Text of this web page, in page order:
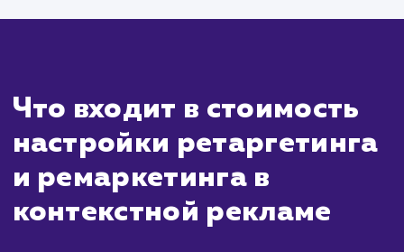
Ретаргетинг и ремаркетинг - это
которые позволяют повторно
пользователей, которые уже посещали
сайт или взаимодействовали с вашим
Эти кампании обычно запускаются быстро